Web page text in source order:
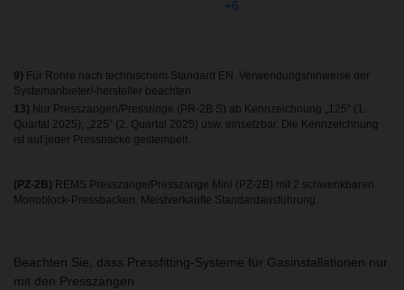
+6
9) Für Rohre nach technischem Standard EN. Verwendungshinweise der
Systemanbieter/-hersteller beachten.
13) Nur Presszangen/Pressringe (PR-2B S) ab Kennzeichnung „125“ (1.
Quartal 2025), „225“ (2. Quartal 2025) usw. einsetzbar. Die Kennzeichnung
ist auf jeder Pressbacke gestempelt.
(PZ-2B) REMS Presszange/Presszange Mini (PZ-2B) mit 2 schwenkbaren
Monoblock-Pressbacken. Meistverkaufte Standardausführung.
Beachten Sie, dass Pressfitting-Systeme für Gasinstallationen nur
mit den Presszangen